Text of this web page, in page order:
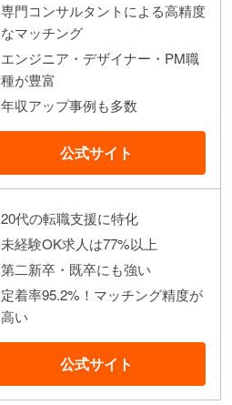
専門コンサルタントによる高精度
なマッチング
エンジニア・デザイナー・PM職
種が豊富
年収アップ事例も多数
公式サイト
20代の転職支援に特化
未経験OK求人は77%以上
第二新卒・既卒にも強い
定着率95.2%！マッチング精度が
高い
公式サイト